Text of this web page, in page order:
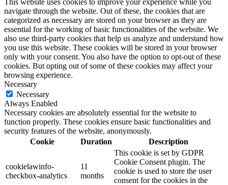
This website uses cookies to improve your experience while you
navigate through the website. Out of these, the cookies that are
categorized as necessary are stored on your browser as they are
essential for the working of basic functionalities of the website. We
also use third-party cookies that help us analyze and understand how
you use this website. These cookies will be stored in your browser
only with your consent. You also have the option to opt-out of these
cookies. But opting out of some of these cookies may affect your
browsing experience.
Necessary
Necessary
Always Enabled
Necessary cookies are absolutely essential for the website to
function properly. These cookies ensure basic functionalities and
security features of the website, anonymously.
Cookie
Duration Description
cookielawinfo-
checkbox-analytics
11
months
This cookie is set by GDPR
Cookie Consent plugin. The
cookie is used to store the user
consent for the cookies in the